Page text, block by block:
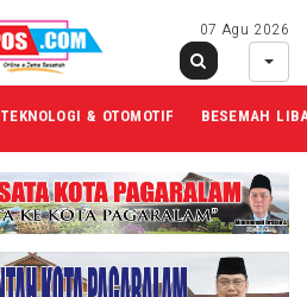
07 Agu 2026
TEKNOLOGI & OTOMOTIF BESEMAH